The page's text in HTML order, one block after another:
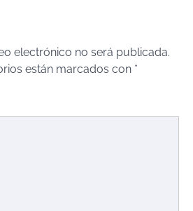
electrónico no será publicada.
están marcados con *